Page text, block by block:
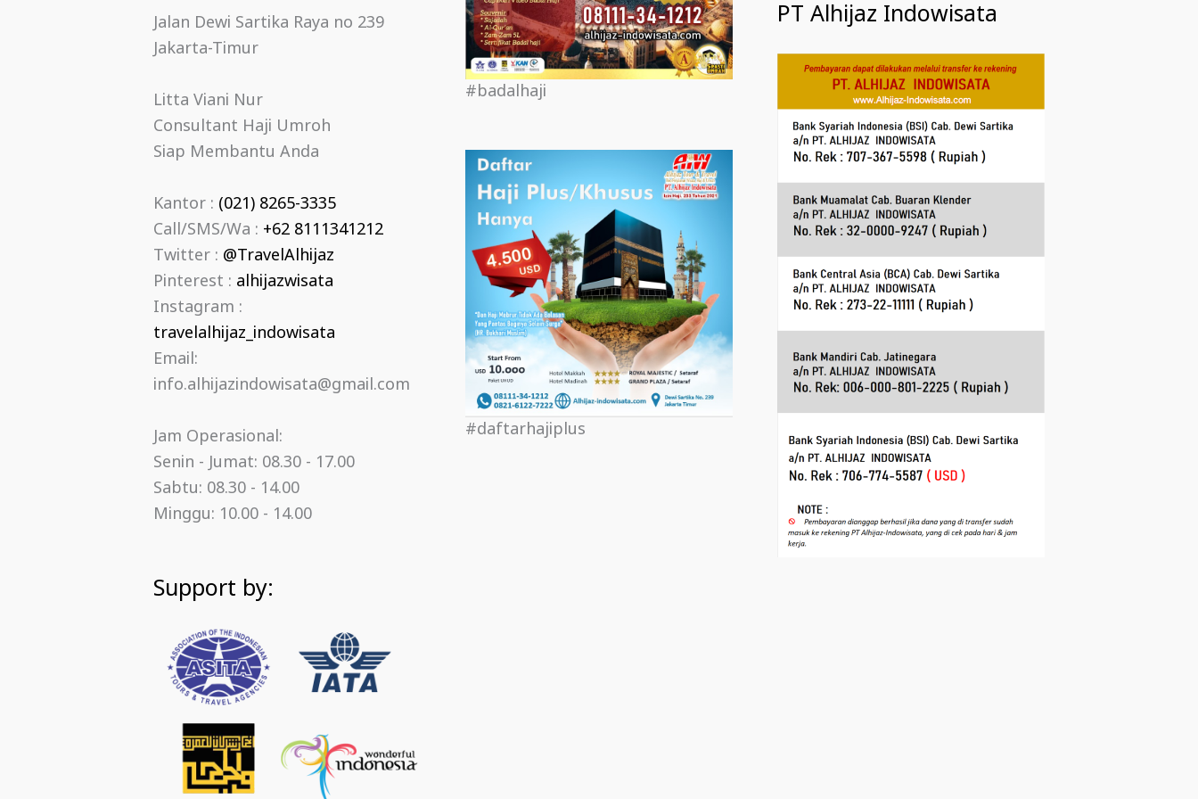
Jalan Dewi Sartika Raya no 239
Jakarta-Timur
Litta Viani Nur
Consultant Haji Umroh
Siap Membantu Anda
Kantor : (021) 8265-3335
Call/SMS/Wa : +62 8111341212
Twitter : @TravelAlhijaz
Pinterest : alhijazwisata
Instagram :
travelalhijaz_indowisata
Email:
info.alhijazindowisata@gmail.com
Jam Operasional:
Senin - Jumat: 08.30 - 17.00
Sabtu: 08.30 - 14.00
Minggu: 10.00 - 14.00
Support by:
#badalhaji
#daftarhajiplus
PT Alhijaz Indowisata